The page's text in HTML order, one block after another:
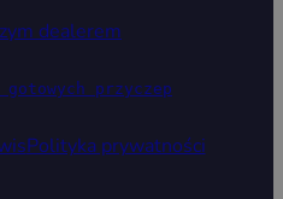
dealerem
przyczep
Polityka prywatności